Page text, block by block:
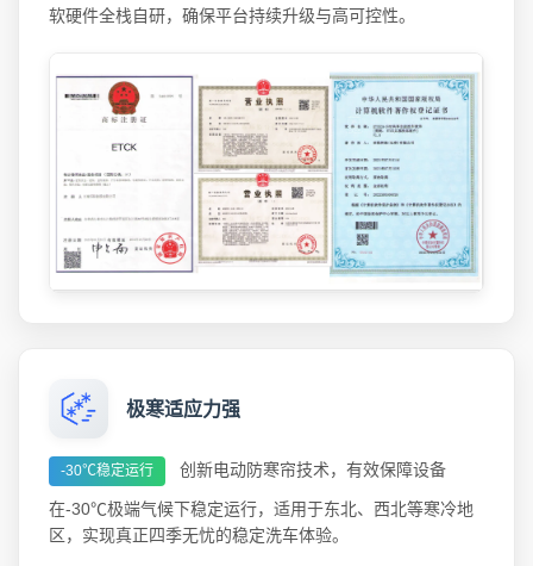
软硬件全栈自研，确保平台持续升级与高可控性。
极寒适应力强
-30℃稳定运行 创新电动防寒帘技术，有效保障设备
在-30℃极端气候下稳定运行，适用于东北、西北等寒冷地
区，实现真正四季无忧的稳定洗车体验。